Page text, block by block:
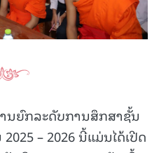
ນຍົກລະດັບການສຶກສາຊັ້ນ
– 2026 ນີ້ແມ່ນໄດ້ເປີດ